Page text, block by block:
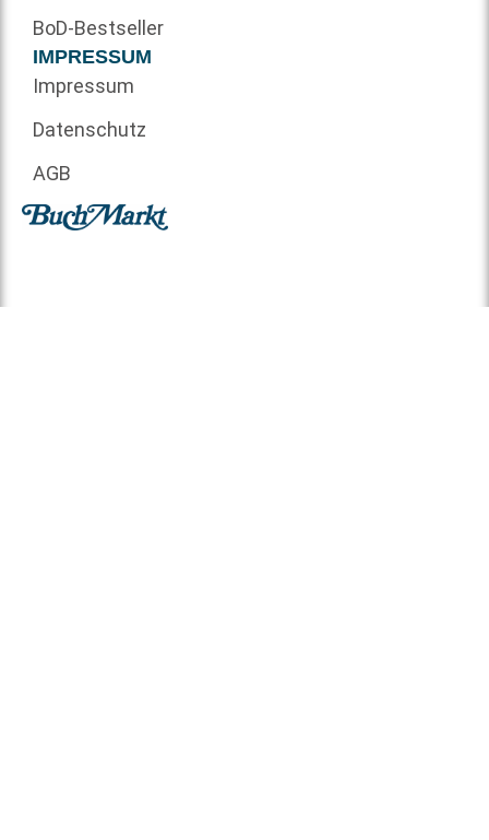
BoD-Bestseller
IMPRESSUM
Impressum
Datenschutz
AGB